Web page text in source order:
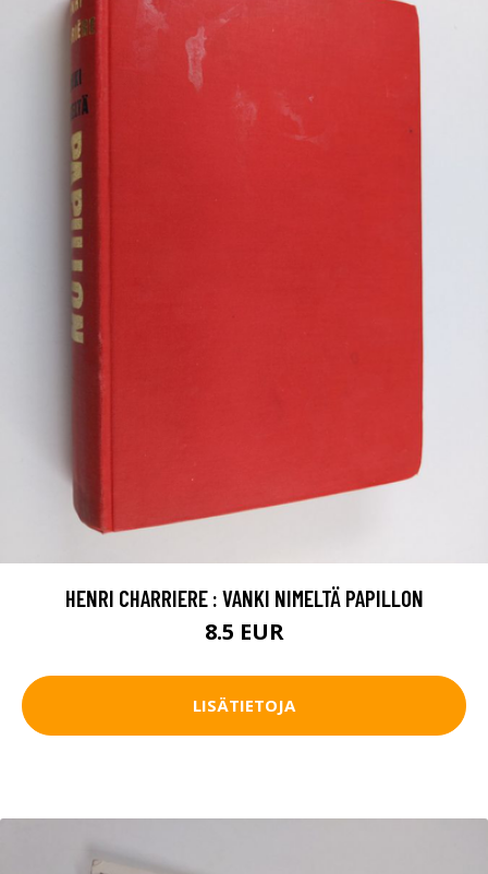
HENRI CHARRIERE : VANKI NIMELTÄ PAPILLON
8.5 EUR
LISÄTIETOJA